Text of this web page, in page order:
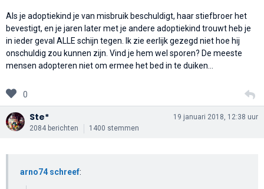
Als je adoptiekind je van misbruik beschuldigt, haar stiefbroer het
bevestigt, en je jaren later met je andere adoptiekind trouwt heb je
in ieder geval ALLE schijn tegen. Ik zie eerlijk gezegd niet hoe hij
onschuldig zou kunnen zijn. Vind je hem wel sporen? De meeste
mensen adopteren niet om ermee het bed in te duiken...
0
Ste*
2084 berichten 1400 stemmen
19 januari 2018, 12:38 uur
arno74 schreef: